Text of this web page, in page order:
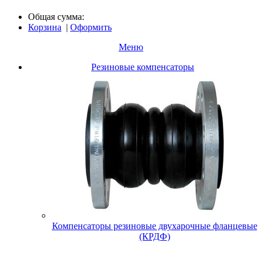
Общая сумма:
Корзина | Оформить
Меню
Резиновые компенсаторы
Компенсаторы резиновые двухарочные фланцевые
(КРДФ)